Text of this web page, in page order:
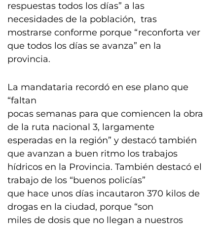
respuestas todos los días” a las
necesidades de la población, tras
mostrarse conforme porque “reconforta ver
que todos los días se avanza” en la
provincia.
La mandataria recordó en ese plano que
“faltan
pocas semanas para que comiencen la obra
de la ruta nacional 3, largamente
esperadas en la región” y destacó también
que avanzan a buen ritmo los trabajos
hídricos en la Provincia. También destacó el
trabajo de los “buenos policías”
que hace unos días incautaron 370 kilos de
drogas en la ciudad, porque “son
miles de dosis que no llegan a nuestros